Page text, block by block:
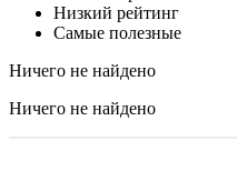
Низкий рейтинг
Самые полезные
Ничего не найдено
Ничего не найдено